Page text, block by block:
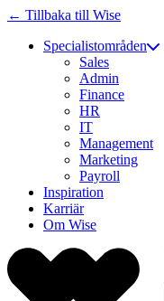
← Tillbaka till Wise
Specialistområden
Sales
Admin
Finance
HR
IT
Management
Marketing
Payroll
Inspiration
Karriär
Om Wise